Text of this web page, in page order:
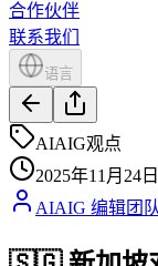
合作伙伴
联系我们
语言
AIAIG观点
2025年11月24日
AIAIG 编辑团队